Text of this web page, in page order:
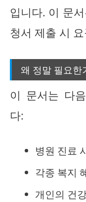
입니다. 이 문
청서 제출 시
왜 정말 필요한
이 문서는 다
다:
병원 진료
각종 복지
개인의 건